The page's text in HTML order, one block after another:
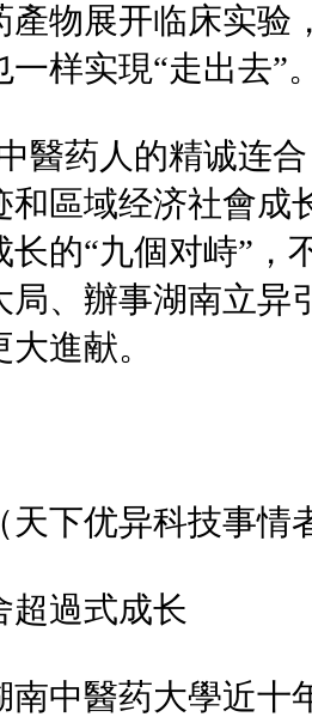
產物展开临床实验
样实現“走出去”
药人的精诚连合
和區域经济社會成
长的“九個对峙”，
局、辦事湖南立异
大進献。
下优异科技事情
過式成长
醫药大學近十